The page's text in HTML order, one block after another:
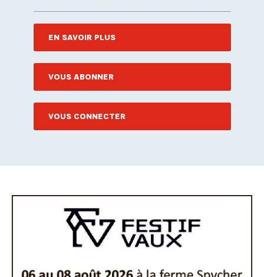
EN SAVOIR PLUS
VOUS ABONNER
VOUS CONNECTER